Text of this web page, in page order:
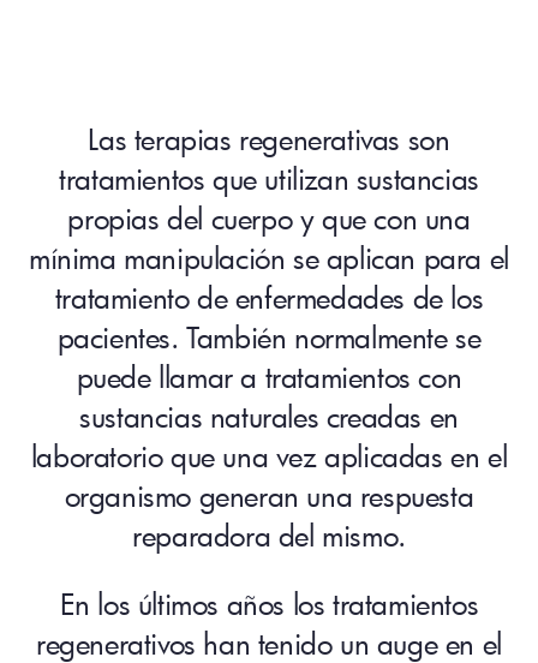
Las terapias regenerativas son
tratamientos que utilizan sustancias
propias del cuerpo y que con una
mínima manipulación se aplican para el
tratamiento de enfermedades de los
pacientes. También normalmente se
puede llamar a tratamientos con
sustancias naturales creadas en
laboratorio que una vez aplicadas en el
organismo generan una respuesta
reparadora del mismo.
En los últimos años los tratamientos
regenerativos han tenido un auge en el